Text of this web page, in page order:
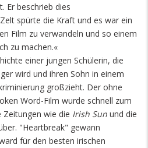
Er beschrieb dies
spürte die Kraft und es war ein
Film zu verwandeln und so einem
zu machen.«
einer jungen Schülerin, die
wird und ihren Sohn in einem
großzieht. Der ohne
Word-Film wurde schnell zum
wie die Irish Sun und die
"Heartbreak" gewann
für den besten irischen